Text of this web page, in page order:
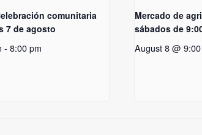
comunitaria
7 de agosto
- 8:00 pm
Mercado de
sábados de
August 8 @